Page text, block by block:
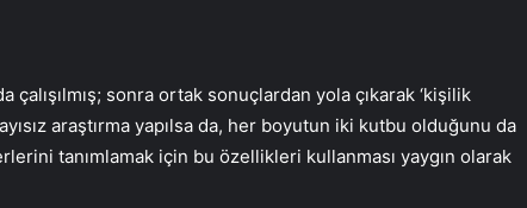
sonra ortak sonuçlardan yola çıkarak ‘kişilik
araştırma yapılsa da, her boyutun iki kutbu olduğunu da
tanımlamak için bu özellikleri kullanması yaygın olarak